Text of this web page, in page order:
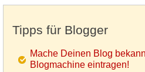
Tipps für Blogger
Mache Deinen Blog
Blogmachine eintragen!